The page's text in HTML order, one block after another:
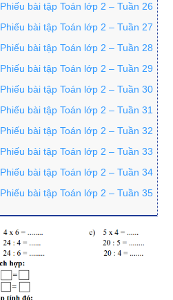
Phiếu bài tập Toán lớp 2 – Tuần 26
Phiếu bài tập Toán lớp 2 – Tuần 27
Phiếu bài tập Toán lớp 2 – Tuần 28
Phiếu bài tập Toán lớp 2 – Tuần 29
Phiếu bài tập Toán lớp 2 – Tuần 30
Phiếu bài tập Toán lớp 2 – Tuần 31
Phiếu bài tập Toán lớp 2 – Tuần 32
Phiếu bài tập Toán lớp 2 – Tuần 33
Phiếu bài tập Toán lớp 2 – Tuần 34
Phiếu bài tập Toán lớp 2 – Tuần 35